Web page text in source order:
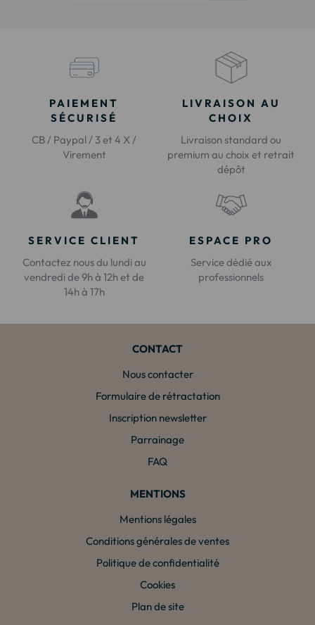
PAIEMENT
SÉCURISÉ
CB / Paypal / 3 et 4 X /
Virement
LIVRAISON AU
CHOIX
Livraison standard ou
premium au choix et retrait
dépôt
SERVICE CLIENT
Contactez nous du lundi au
vendredi de 9h à 12h et de
14h à 17h
ESPACE PRO
Service dédié aux
professionnels
CONTACT
Nous contacter
Formulaire de rétractation
Inscription newsletter
Parrainage
FAQ
MENTIONS
Mentions légales
Conditions générales de ventes
Politique de confidentialité
Cookies
Plan de site